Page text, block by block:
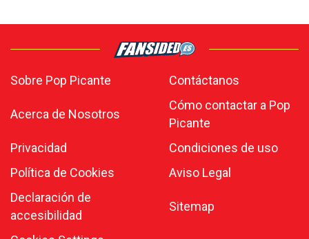
Sobre Pop Picante Contáctanos
Acerca de Nosotros
Cómo contactar a Pop
Picante
Privacidad
Condiciones de uso
Política de Cookies
Aviso Legal
Declaración de
accesibilidad
Sitemap